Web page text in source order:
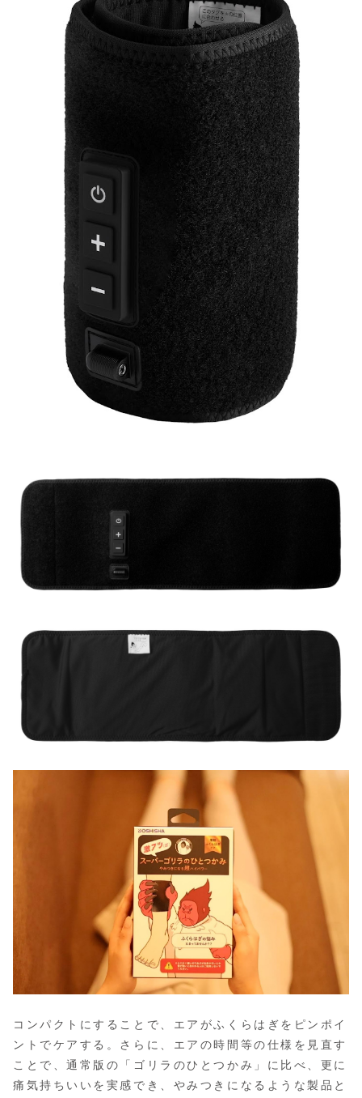
コンパクトにすることで、エアがふくらはぎをピンポイ
ントでケアする。さらに、エアの時間等の仕様を見直す
ことで、通常版の「ゴリラのひとつかみ」に比べ、更に
痛気持ちいいを実感でき、やみつきになるような製品と